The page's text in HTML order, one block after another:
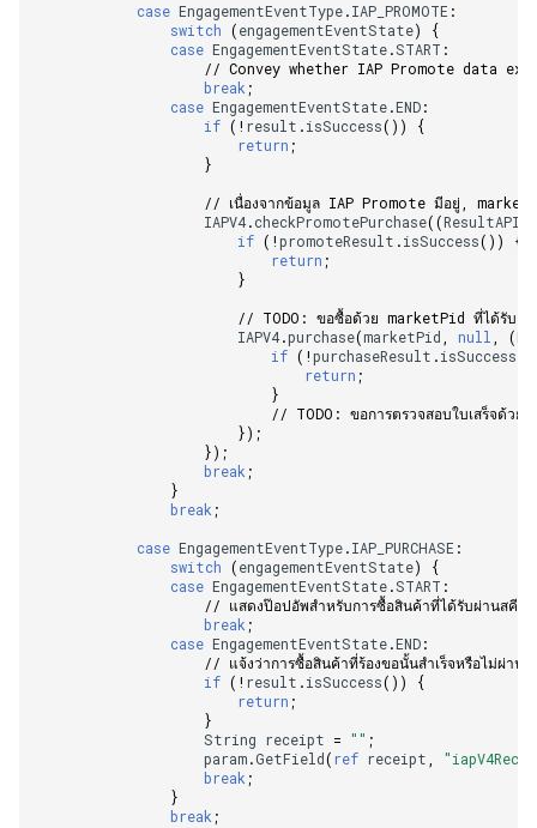
case EngagementEventType.IAP_PROMOTE :
switch (engagementEventState)
{
case EngagementEventState.START :
// Convey whether IAP Promote
break ;
case EngagementEventState.END:
if ( ! result .isSuccess())
{
return ;
}
// เนื่องจากข้อมูล IAP Promote มีอยู่,
IAPV4.checkPromotePurchase((ResultAPI
if ( !promoteResult .isSuccess())
{
return ;
}
// TODO: ขอซื้อด้วย marketPid ที่ได้
IAPV4.purchase(marketPid null (
if ( !purchaseResult .isSuccess
return ;
}
// TODO: ขอการตรวจสอบใบเสร็จด้
});
});
break ;
}
break ;
case EngagementEventType.IAP_PURCHASE :
switch (engagementEventState)
{
case EngagementEventState.START :
// แสดงป๊อปอัพสำหรับการซื้อสินค้าที่ได้รับผ่าน
break ;
case EngagementEventState.END:
// แจ้งว่าการซื้อสินค้าที่ร้องขอนั้นสำเร็จหรือไม่
if ( ! result .isSuccess())
{
return ;
}
String receipt = "" ;
param.GetField( ref receipt
break ;
}
break ;